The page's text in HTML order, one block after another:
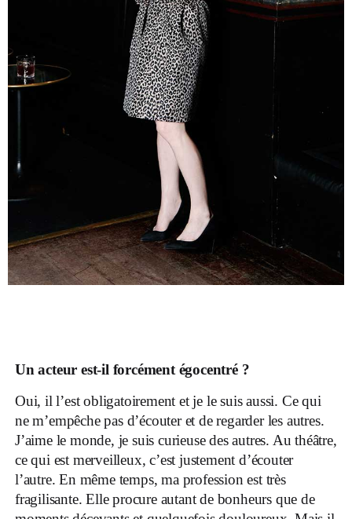
Un acteur est-il forcément égocentré ?
Oui, il l’est obligatoirement et je le suis aussi. Ce qui
ne m’empêche pas d’écouter et de regarder les autres.
J’aime le monde, je suis curieuse des autres. Au théâtre,
ce qui est merveilleux, c’est justement d’écouter
l’autre. En même temps, ma profession est très
fragilisante. Elle procure autant de bonheurs que de